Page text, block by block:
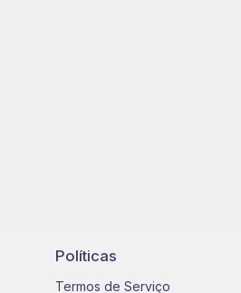
Políticas
Termos de Serviço